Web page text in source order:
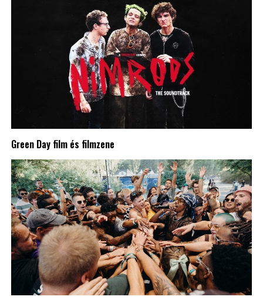
Green Day film és filmzene